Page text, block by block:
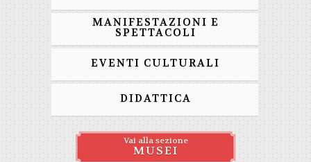
MANIFESTAZIONI E
SPETTACOLI
EVENTI CULTURALI
DIDATTICA
Vai alla sezione
MUSEI